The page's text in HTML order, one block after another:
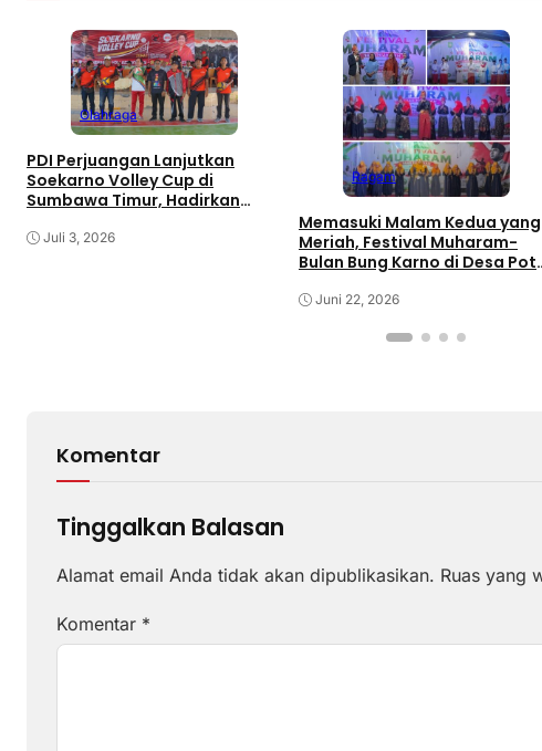
Olahraga
PDI Perjuangan Lanjutkan
Soekarno Volley Cup di
Sumbawa Timur, Hadirkan
Rakyat
Juli 3, 2026
Ragam
Memasuki Malam Kedua yang
Meriah, Festival Muharam-
Bulan Bung Karno di Desa
Kebudayaan Sumbawa
Juni 22, 2026
Komentar
Tinggalkan Balasan
Alamat email Anda tidak akan dipublikasikan. Ruas yang
Komentar *